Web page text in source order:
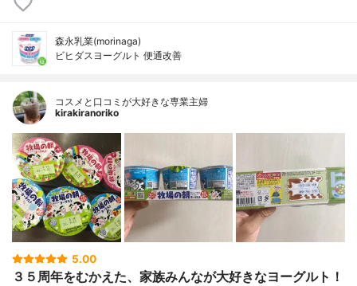
森永乳業(morinaga)
ビヒダスヨーグルト 便通改善
コスメと口コミが大好きな専業主婦
kirakiranoriko
5.00
３５周年をむかえた、家族みんなが大好きなヨーグルト！